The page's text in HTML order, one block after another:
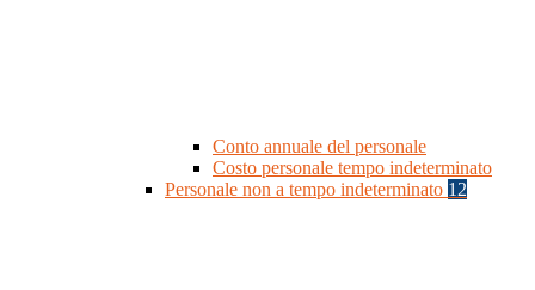
Conto annuale del personale
Costo personale tempo indeterminato
Personale non a tempo indeterminato 12